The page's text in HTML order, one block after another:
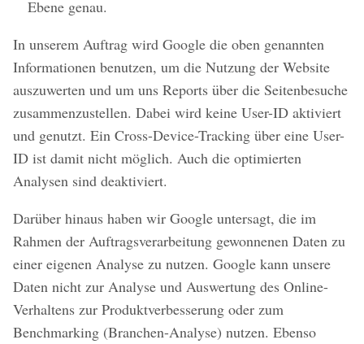
Ebene genau.
In unserem Auftrag wird Google die oben genannten
Informationen benutzen, um die Nutzung der Website
auszuwerten und um uns Reports über die Seitenbesuche
zusammenzustellen. Dabei wird keine User-ID aktiviert
und genutzt. Ein Cross-Device-Tracking über eine User-
ID ist damit nicht möglich. Auch die optimierten
Analysen sind deaktiviert.
Darüber hinaus haben wir Google untersagt, die im
Rahmen der Auftragsverarbeitung gewonnenen Daten zu
einer eigenen Analyse zu nutzen. Google kann unsere
Daten nicht zur Analyse und Auswertung des Online-
Verhaltens zur Produktverbesserung oder zum
Benchmarking (Branchen-Analyse) nutzen. Ebenso